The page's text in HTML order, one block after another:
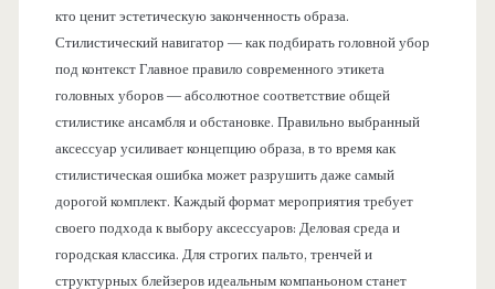
кто ценит эстетическую законченность образа.
Стилистический навигатор — как подбирать головной убор
под контекст Главное правило современного этикета
головных уборов — абсолютное соответствие общей
стилистике ансамбля и обстановке. Правильно выбранный
аксессуар усиливает концепцию образа, в то время как
стилистическая ошибка может разрушить даже самый
дорогой комплект. Каждый формат мероприятия требует
своего подхода к выбору аксессуаров: Деловая среда и
городская классика. Для строгих пальто, тренчей и
структурных блейзеров идеальным компаньоном станет